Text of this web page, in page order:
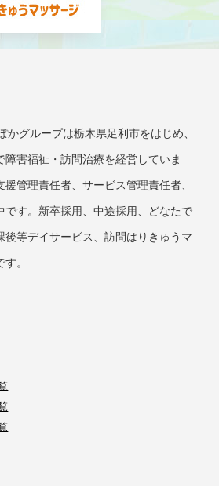
かグループは栃木県足利市をはじめ、
障害福祉・訪問治療を経営していま
管理責任者、サービス管理責任者、
です。新卒採用、中途採用、どなたで
後等デイサービス、訪問はりきゅうマ
。